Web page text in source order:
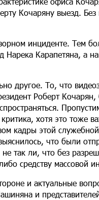
Кочаряну выезд.
инциденте. Тем
Нарека Карапетяна, а
другое. То, что
Роберт Кочарян,
хотя это тоже
кадры этой
что были
так ли, что без
средству массовой
и актуальные
и